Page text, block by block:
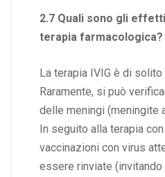
2.7 Quali sono gli
terapia farmacologica?
La terapia IVIG è di
Raramente, si può
delle meningi (meningite
In seguito alla terapia
vaccinazioni con virus
essere rinviate (invitando